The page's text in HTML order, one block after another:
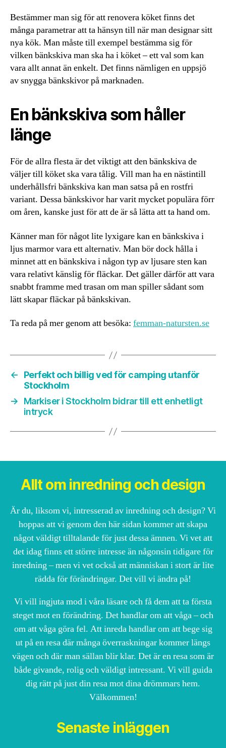
Bestämmer man sig för att renovera köket finns det
många parametrar att ta hänsyn till när man designar sitt
nya kök. Man måste till exempel bestämma sig för
vilken bänkskiva man ska ha i köket – ett val som kan
vara allt annat än enkelt. Det finns nämligen en uppsjö
av snygga bänkskivor på marknaden.
En bänkskiva som håller
länge
För de allra flesta är det viktigt att den bänkskiva de
väljer till köket ska vara tålig. Vill man ha en nästintill
underhållsfri bänkskiva kan man satsa på en rostfri
variant. Dessa bänkskivor har varit mycket populära förr
om åren, kanske just för att de är så lätta att ta hand om.
Känner man för något lite lyxigare kan en bänkskiva i
ljus marmor vara ett alternativ. Man bör dock hålla i
minnet att en bänkskiva i någon typ av ljusare sten kan
vara relativt känslig för fläckar. Det gäller därför att vara
snabbt framme med trasan om man spiller sådant som
lätt skapar fläckar på bänkskivan.
Ta reda på mer genom att besöka: femman-natursten.se
←
Perfekt och billig ved för camping utanför
Stockholm
→
Markiser i Stockholm bidrar till ett enhetligt
intryck
Allt om inredning och design
Är du, liksom vi, intresserad av inredning och design? Vi
hoppas att vi genom den här sidan kommer att skapa
något väldigt tilltalande för just dessa ämnen. Vi vet att
det idag finns ett större intresse än någonsin tidigare för
inredning – men vi vet också att människan i stort är lite
rädda för förändringar. Det vill vi ändra på!
Vi vill ingjuta mod i våra läsare och få dem att ta första
steget mot en förändring. Det handlar om att våga – och
om att våga göra fel. Att inreda handlar om att bege sig
ut på en resa där många överraskningar kommer längs
vägen och där man sällan blir klar. Det är en resa som är
både givande, rolig och väldigt intressant. Vi vill guida
dig rätt på just din resa mot dina drömmars hem.
Välkommen!
Senaste inläggen